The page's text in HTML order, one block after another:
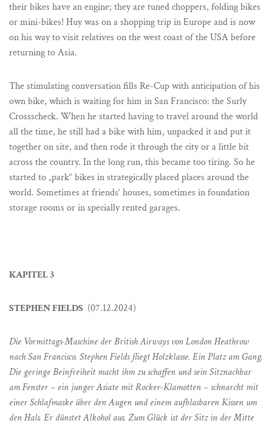
their bikes have an engine; they are tuned choppers, folding bikes
or mini-bikes! Huy was on a shopping trip in Europe and is now
on his way to visit relatives on the west coast of the USA before
returning to Asia.
The stimulating conversation fills Re-Cup with anticipation of his
own bike, which is waiting for him in San Francisco: the Surly
Crossscheck. When he started having to travel around the world
all the time, he still had a bike with him, unpacked it and put it
together on site, and then rode it through the city or a little bit
across the country. In the long run, this became too tiring. So he
started to „park“ bikes in strategically placed places around the
world. Sometimes at friends‘ houses, sometimes in foundation
storage rooms or in specially rented garages.
KAPITEL 3
STEPHEN FIELDS (07.12.2024)
Die Vormittags-Maschine der British Airways von London Heathrow
nach San Francisco. Stephen Fields fliegt Holzklasse. Ein Platz am Gang.
Die geringe Beinfreiheit macht ihm zu schaffen und sein Sitznachbar
am Fenster – ein junger Asiate mit Rocker-Klamotten – schnarcht mit
einer Schlafmaske über den Augen und einem aufblasbaren Kissen um
den Hals. Er dünstet Alkohol aus. Zum Glück ist der Sitz in der Mitte